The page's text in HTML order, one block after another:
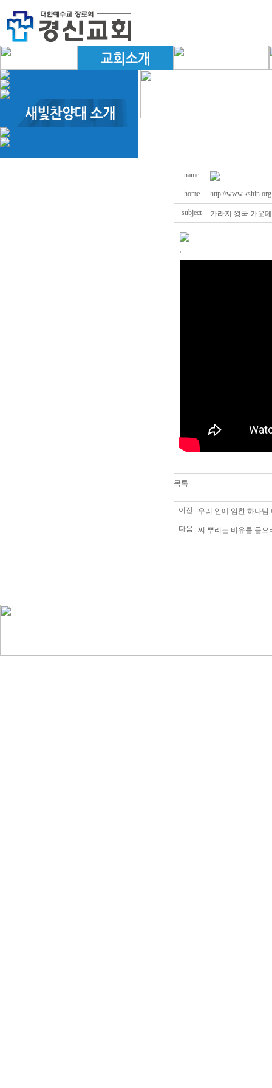
name
home http://www.kshin.org
subject 가라지 왕국 가운
'
목록
이전 우리 안에 임한 하나님
다음 씨 뿌리는 비유를 들으